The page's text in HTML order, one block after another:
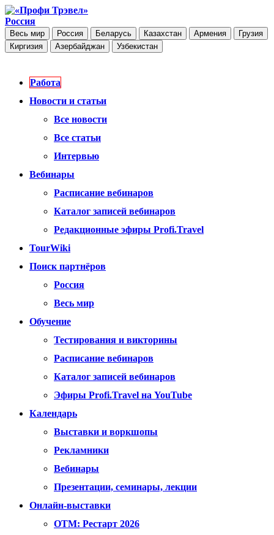
Россия
Весь мир Россия Беларусь Казахстан Армения
Грузия
Киргизия
Азербайджан Узбекистан
Работа
Новости и статьи
Все новости
Все статьи
Интервью
Вебинары
Расписание вебинаров
Каталог записей вебинаров
Редакционные эфиры Profi.Travel
TourWiki
Поиск партнёров
Россия
Весь мир
Обучение
Тестирования и викторины
Расписание вебинаров
Каталог записей вебинаров
Эфиры Profi.Travel на YouTube
Календарь
Выставки и воркшопы
Рекламники
Вебинары
Презентации, семинары, лекции
Онлайн-выставки
OTM: Рестарт 2026